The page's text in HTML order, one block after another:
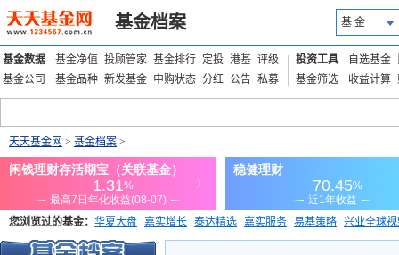
基金档案 基 金
基金数据 基金净值 投顾管家 基金排行 定投 港基 评级
基金公司
基金品种 新发基金 申购状态 分红 公告 私募
投资工具 自选基金
基金筛选
收益计算
天天基金网 > 基金档案 >
您浏览过的基金： 华夏大盘 嘉实增长 泰达精选 嘉实服务 易基策略 兴业全球
添富优势 华安宏利 上证180价值ETF